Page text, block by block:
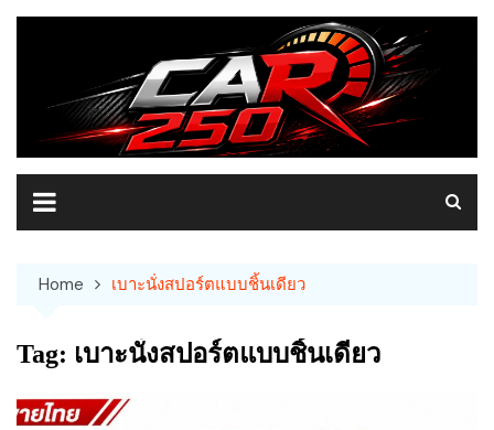
Skip
Home เบาะนั่งสปอร์ตแบบชิ้นเดียว
Tag: เบาะนั่งสปอร์ตแบบชิ้นเดียว